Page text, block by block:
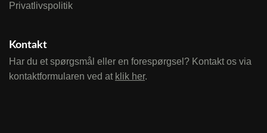
Privatlivspolitik
Kontakt
Har du et spørgsmål eller en forespørgsel? Kontakt os via
kontaktformularen ved at klik her.